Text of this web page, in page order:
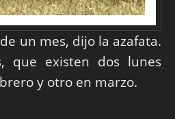
un mes, dijo la azafata.
que existen dos lunes
y otro en marzo.